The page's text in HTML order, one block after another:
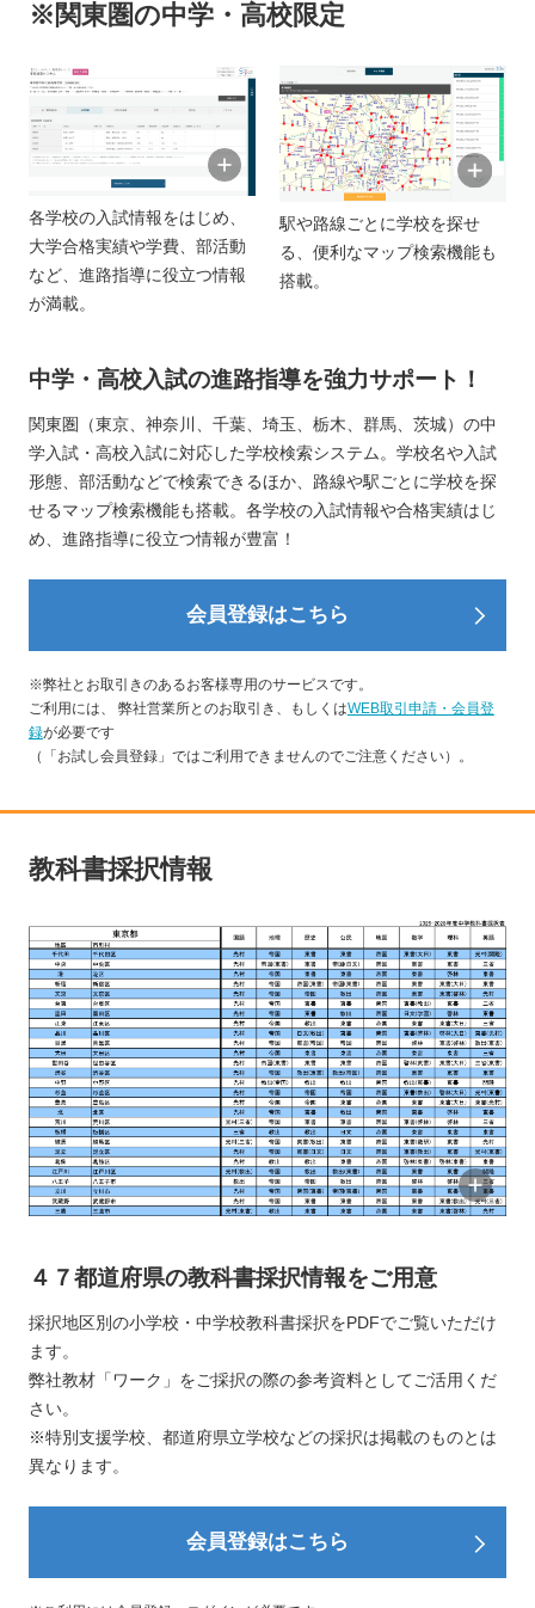
※関東圏の中学・高校限定
中学・高校入試の進路指導を強力サポート！
関東圏（東京、神奈川、千葉、埼玉、栃木、群馬、茨城）の中
学入試・高校入試に対応した学校検索システム。学校名や入試
形態、部活動などで検索できるほか、路線や駅ごとに学校を探
せるマップ検索機能も搭載。各学校の入試情報や合格実績はじ
め、進路指導に役立つ情報が豊富！
会員登録はこちら
※弊社とお取引きのあるお客様専用のサービスです。
ご利用には、 弊社営業所とのお取引き、もしくはWEB取引申請・会員登
録が必要です
（「お試し会員登録」ではご利用できませんのでご注意ください）。
各学校の入試情報をはじめ、
大学合格実績や学費、部活動
など、進路指導に役立つ情報
が満載。
駅や路線ごとに学校を探せ
る、便利なマップ検索機能も
搭載。
教科書採択情報
４７都道府県の教科書採択情報をご用意
採択地区別の小学校・中学校教科書採択をPDFでご覧いただけ
ます。
弊社教材「ワーク」をご採択の際の参考資料としてご活用くだ
さい。
※特別支援学校、都道府県立学校などの採択は掲載のものとは
異なります。
会員登録はこちら